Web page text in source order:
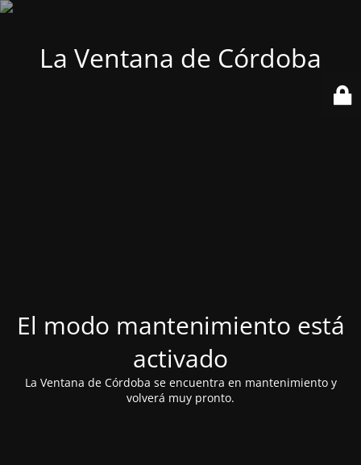
La Ventana de Córdoba
El modo mantenimiento está
activado
La Ventana de Córdoba se encuentra en mantenimiento y
volverá muy pronto.